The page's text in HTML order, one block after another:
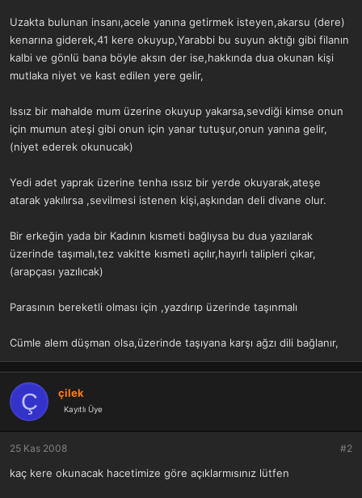
Uzakta bulunan insanı,acele yanına getirmek isteyen,akarsu (dere)
kenarına giderek,41 kere okuyup,Yarabbi bu suyun aktığı gibi filanın
kalbi ve gönlü bana böyle aksın der ise,hakkında dua okunan kişi
mutlaka niyet ve kast edilen yere gelir,
Issız bir mahalde mum üzerine okuyup yakarsa,sevdiği kimse onun
için mumun ateşi gibi onun için yanar tutuşur,onun yanına gelir,
(niyet ederek okunucak)
Yedi adet yaprak üzerine tenha ıssız bir yerde okuyarak,ateşe
atarak yakılırsa ,sevilmesi istenen kişi,aşkından deli divane olur.
Bir erkeğin yada bir Kadının kısmeti bağlıysa bu dua yazılarak
üzerinde taşımalı,tez vakitte kısmeti açılır,hayırlı talipleri çıkar,
(arapçası yazılıcak)
Parasının bereketli olması için ,yazdırıp üzerinde taşınmalı
Cümle alem düşman olsa,üzerinde taşıyana karşı ağzı dili bağlanır,
Ç çilek
Kayıtlı Üye
25 Kas 2008 #2
kaç kere okunacak hacetimize göre açıklarmısınız lütfen